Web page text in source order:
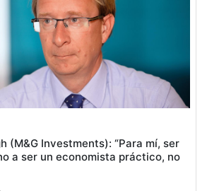
(M&G Investments): “Para mí, ser
a ser un economista práctico, no